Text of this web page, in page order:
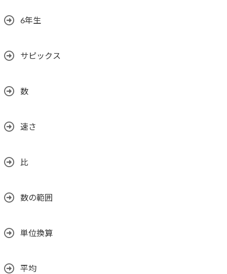
6年生
サピックス
数
速さ
比
数の範囲
単位換算
平均